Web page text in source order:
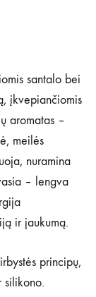
santalo bei
įkvepiančiomis
aromatas –
meilės
nuramina
– lengva
ir jaukumą.
principų,
silikono.